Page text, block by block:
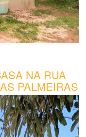
NA RUA
PALMEIRAS